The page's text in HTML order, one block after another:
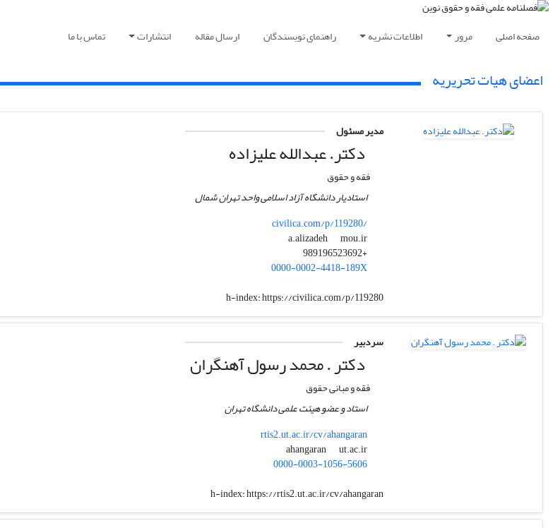
صفحه اصلی مرور اطلاعات نشریه راهنمای نویسندگان ارسال مقاله انتشارات تماس با ما
اعضای هیات تحریریه
مدیر مسئول
دکتر. عبدالله علیزاده
فقه و حقوق
استادیار دانشگاه آزاد اسلامی واحد تهران شمال
civilica.com/p/119280/
a.alizadeh
mou.ir
+989196523692
0000-0002-4418-189X
h-index:https://civilica.com/p/119280
سردبیر
دکتر . محمد رسول آهنگران
فقه و مبانی حقوق
استاد و عضو هیئت علمی دانشگاه تهران
rtis2.ut.ac.ir/cv/ahangaran
ahangaran
ut.ac.ir
0000-0003-1056-5606
h-index:https://rtis2.ut.ac.ir/cv/ahangaran